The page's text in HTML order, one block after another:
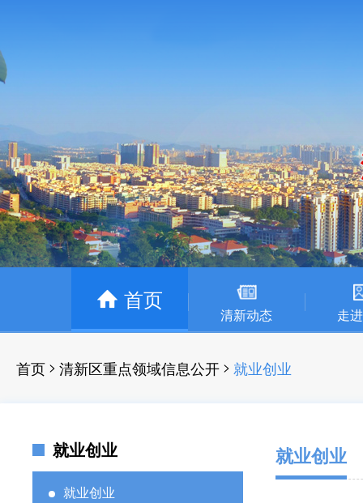
首页
清新动态 走
首页 > 清新区重点领域信息公开 > 就业创业
就业创业
就业创业
就业创业